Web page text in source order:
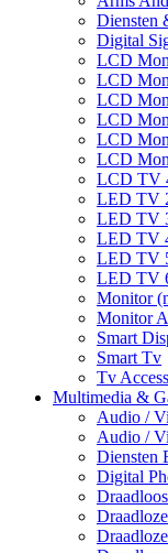
Diensten
Digital
LCD
LCD
LCD
LCD
LCD
LCD
LCD TV
LED TV
LED TV
LED TV
LED TV
LED TV
Monitor
Monitor
Smart
Smart Tv
Tv
Multimedia &
Audio /
Audio /
Diensten
Digital